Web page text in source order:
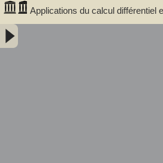
Applications du calcul différentiel
résumé des principales théories